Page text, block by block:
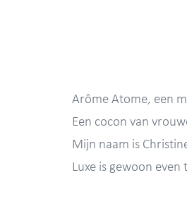
Arôme Atome, een
Een cocon van
Mijn naam is
Luxe is gewoon